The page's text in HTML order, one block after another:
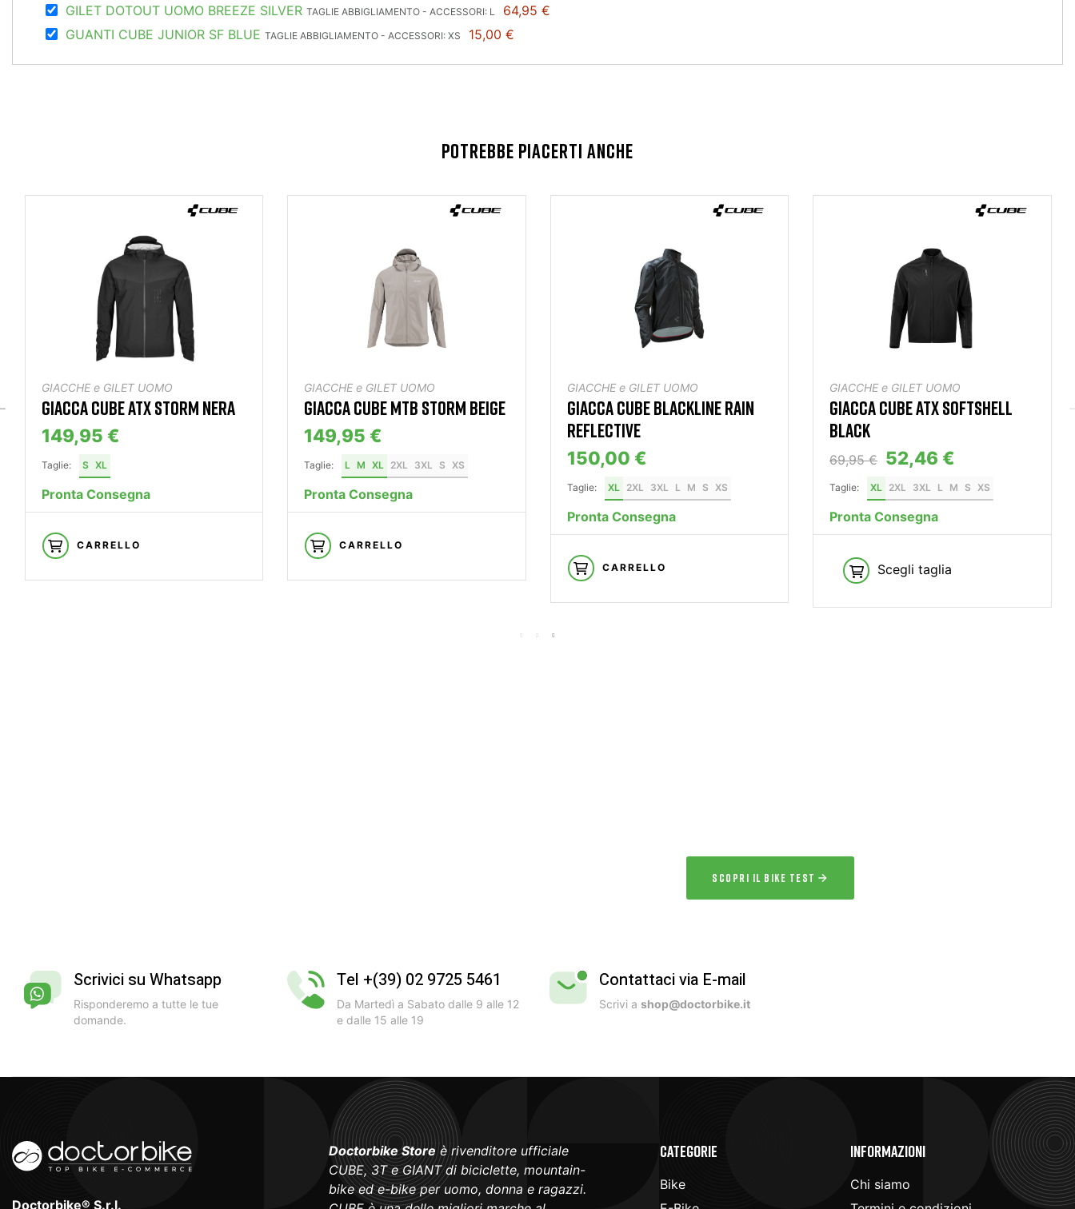
GILET DOTOUT UOMO BREEZE SILVER TAGLIE ABBIGLIAMENTO - ACCESSORI: L
64,95 €
GUANTI CUBE JUNIOR SF BLUE TAGLIE ABBIGLIAMENTO - ACCESSORI: XS 15,00 €
POTREBBE PIACERTI ANCHE
GIACCHE e GILET UOMO
GIACCA CUBE ATX STORM NERA
149,95 €
Taglie: S XL
Pronta Consegna
CARRELLO
GIACCHE e GILET UOMO
GIACCA CUBE MTB STORM BEIGE
149,95 €
Taglie: L M XL 2XL 3XL S XS
Pronta Consegna
CARRELLO
GIACCHE e GILET UOMO
GIACCA CUBE BLACKLINE RAIN
REFLECTIVE
150,00 €
Taglie: XL 2XL 3XL L M S XS
Pronta Consegna
CARRELLO
GIACCHE e GILET UOMO
GIACCA CUBE ATX SOFTSHELL
BLACK
69,95 € 52,46 €
Taglie: XL 2XL 3XL L M S XS
Pronta Consegna
Scegli taglia
SCOPRI IL BIKE TEST
Scrivici su Whatsapp
Risponderemo a tutte le tue
domande.
Tel +(39) 02 9725 5461
Da Martedì a Sabato dalle 9 alle 12
e dalle 15 alle 19
Contattaci via E-mail
Scrivi ashop@doctorbike.it
Doctorbike® S.r.l.
Doctorbike Storeè rivenditore ufficiale
CUBE, 3T e GIANT di biciclette, mountain-
bike ed e-bike per uomo, donna e ragazzi.
Categorie
Bike
Informazioni
Chi siamo